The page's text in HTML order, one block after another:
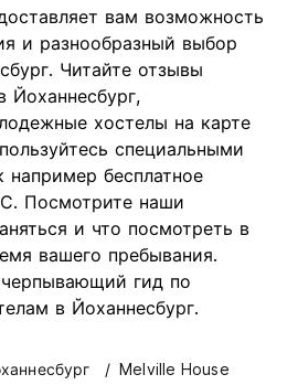
7.2
7.2
вам возможность
и разнообразный выбор
Читайте отзывы
Йоханнесбург,
хостелы на карте
специальными
бесплатное
Посмотрите наши
и что посмотреть в
вашего пребывания.
гид по
в Йоханнесбург.
Melville House